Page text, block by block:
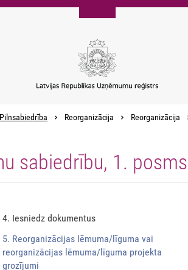
Pilnsabiedrība Reorganizācija Reorganizācija
sabiedrību, 1. posms
4. Iesniedz dokumentus
5. Reorganizācijas lēmuma/līguma vai
reorganizācijas lēmuma/līguma projekta
grozījumi